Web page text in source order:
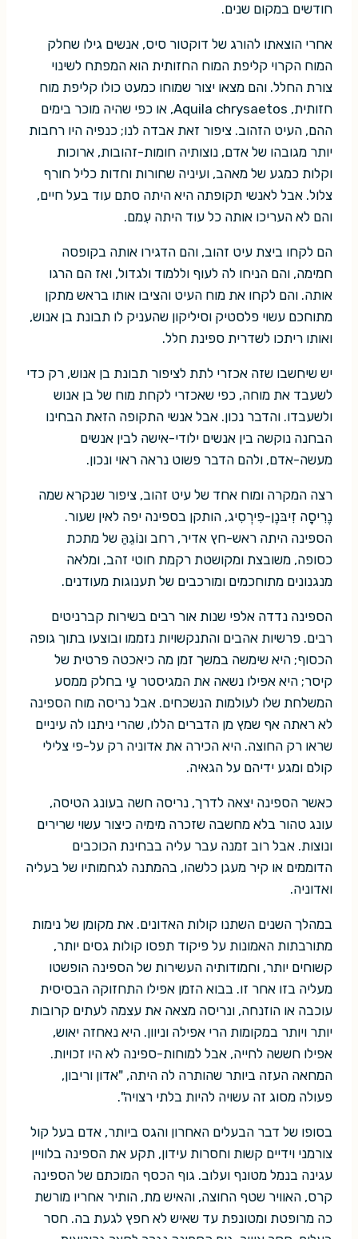
חודשים במקום שנים.
אחרי הוצאתו להורג של דוקטור סיס, אנשים גילו שחלק
המוח הקרוי קליפת המוח החזותית הוא המפתח לשינוי
צורת החלל. והם מצאו יצור שמוחו כמעט כולו קליפת מוח
חזותית, Aquila chrysaetos, או כפי שהיה מוכר בימים
ההם, העיט הזהוב. ציפור זאת אבדה לנו; כנפיה היו רחבות
יותר מגובהו של אדם, נוצותיה חומות-זהובות, ארוכות
וקלות כמגע של מאהב, ועיניה שחורות וחדות כליל חורף
צלול. אבל לאנשי תקופתה היא היתה סתם עוד בעל חיים,
והם לא העריכו אותה כל עוד היתה עִמם.
הם לקחו ביצת עיט זהוב, והם הדגירו אותה בקופסה
חמימה, והם הניחו לה לעוף וללמוד ולגדול, ואז הם הרגו
אותה. והם לקחו את מוח העיט והציבו אותו בראש מתקן
מתוחכם עשוי פלסטיק וסיליקון שהעניק לו תבונת בן אנוש,
ואותו ריתכו לשדרית ספינת חלל.
יש שיחשבו שזה אכזרי לתת לציפור תבונת בן אנוש, רק כדי
לשעבד את מוחה, כפי שאכזרי לקחת מוח של בן אנוש
ולשעבדו. והדבר נכון. אבל אנשי התקופה הזאת הבחינו
הבחנה נוקשה בין אנשים ילודי-אישה לבין אנשים
מעשה-אדם, ולהם הדבר פשוט נראה ראוי ונכון.
רצה המקרה ומוח אחד של עיט זהוב, ציפור שנקרא שמה
נֶרִיסָה זִיבּנֶן-פִירְסִיג, הותקן בספינה יפה לאין שעור.
הספינה היתה ראש-חץ אדיר, רחב ונוֹגֵהַּ של מתכת
כסופה, משובצת ומקושטת רקמת חוטי זהב, ומלאה
מנגנונים מתוחכמים ומורכבים של תענוגות מעודנים.
הספינה נדדה אלפי שנות אור רבים בשירות קברניטים
רבים. פרשיות אהבים והתנקשויות נזממו ובוצעו בתוך גופה
הכסוף; היא שימשה במשך זמן מה כיאכטה פרטית של
קיסר; היא אפילו נשאה את המגיסטר עַי בחלק ממסע
המשלחת שלו לעולמות הנשכחים. אבל נריסה מוח הספינה
לא ראתה אף שמץ מן הדברים הללו, שהרי ניתנו לה עיניים
שראו רק החוצה. היא הכירה את אדוניה רק על-פי צלילי
קולם ומגע ידיהם על הגאיה.
כאשר הספינה יצאה לדרך, נריסה חשה בעונג הטיסה,
עונג טהור בלא מחשבה שזכרה מימיה כיצור עשוי שרירים
ונוצות. אבל רוב זמנה עבר עליה בבחינת הכוכבים
הדוממים או קיר מעגן כלשהו, בהמתנה לגחמותיו של בעליה
ואדוניה.
במהלך השנים השתנו קולות האדונים. את מקומן של נימות
מתורבתות האמונות על פיקוד תפסו קולות גסים יותר,
קשוחים יותר, וחמודותיה העשירות של הספינה הופשטו
מעליה בזו אחר זו. בבוא הזמן אפילו התחזוקה הבסיסית
עוכבה או הוזנחה, ונריסה מצאה את עצמה לעתים קרובות
יותר ויותר במקומות הרי אפילה וניוון. היא נאחזה יאוש,
אפילו חששה לחייה, אבל למוחות-ספינה לא היו זכויות.
המחאה העזה ביותר שהותרה לה היתה, "אדון וריבון,
פעולה מסוג זה עשויה להיות בלתי רצויה".
בסופו של דבר הבעלים האחרון והגס ביותר, אדם בעל קול
צורמני וידיים קשות וחסרות עידון, תקע את הספינה בלוויין
עגינה בנמל מטונף ועלוב. גוף הכסף המוכתם של הספינה
קרס, האוויר שטף החוצה, והאיש מת, הותיר אחריו מורשת
כה מרופטת ומטונפת עד שאיש לא חפץ לגעת בה. חסר